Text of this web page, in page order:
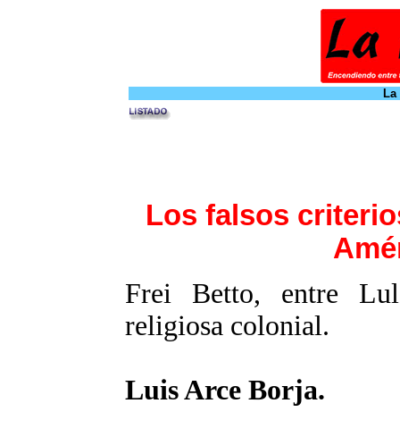
Los falsos
Frei Betto, entre
religiosa colonial.
Luis Arce Borja.